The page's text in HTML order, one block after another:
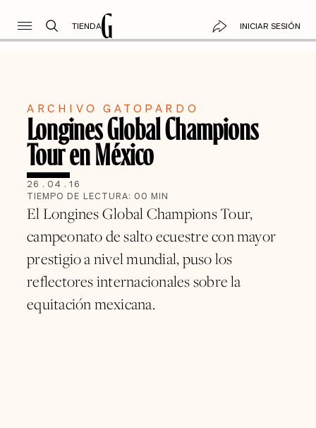
TIENDA INICIAR SESIÓN
ARCHIVO GATOPARDO
Longines Global Champions
Tour en México
26 . 04 . 16
TIEMPO DE LECTURA: 00 MIN
El Longines Global Champions Tour,
campeonato de salto ecuestre con mayor
prestigio a nivel mundial, puso los
reflectores internacionales sobre la
equitación mexicana.